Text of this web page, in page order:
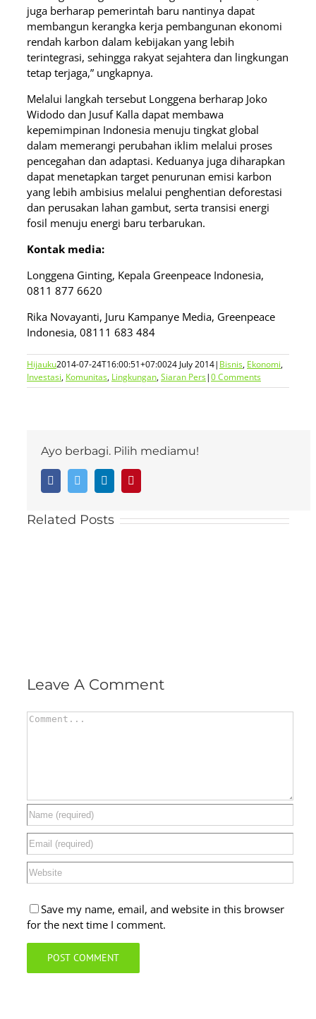
juga berharap pemerintah baru nantinya dapat
membangun kerangka kerja pembangunan ekonomi
rendah karbon dalam kebijakan yang lebih
terintegrasi, sehingga rakyat sejahtera dan lingkungan
tetap terjaga,” ungkapnya.
Melalui langkah tersebut Longgena berharap Joko
Widodo dan Jusuf Kalla dapat membawa
kepemimpinan Indonesia menuju tingkat global
dalam memerangi perubahan iklim melalui proses
pencegahan dan adaptasi. Keduanya juga diharapkan
dapat menetapkan target penurunan emisi karbon
yang lebih ambisius melalui penghentian deforestasi
dan perusakan lahan gambut, serta transisi energi
fosil menuju energi baru terbarukan.
Kontak media:
Longgena Ginting, Kepala Greenpeace Indonesia,
0811 877 6620
Rika Novayanti, Juru Kampanye Media, Greenpeace
Indonesia, 08111 683 484
Hijauku2014-07-24T16:00:51+07:0024 July 2014| Bisnis, Ekonomi,
Investasi, Komunitas, Lingkungan,Siaran Pers|0 Comments
Ayo berbagi. Pilih mediamu!
FacebookTwitter LinkedIn
Related Posts
Leave A Comment
Comment
Save my name, email, and website in this browser
for the next time I comment.